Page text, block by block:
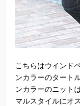
こちらはウインド
ンカラーのタート
ンカラーのニット
マルスタイルにオ